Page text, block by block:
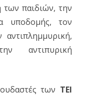
των παιδιών, την
υποδομής, τον
αντιπυρική
των ΤΕΙ